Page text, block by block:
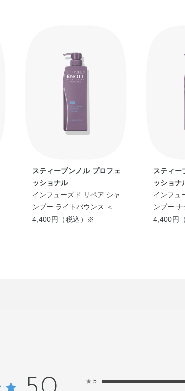
スティーブンノル プロフェ
ッショナル
インフューズド リペア シャ
ンプー ライトバウンス ＜
600mL＞
4,400円（税込）※
スティー
ッショナ
インフュ
ンプー ナ
シュ ＜
4,400円
★ 5